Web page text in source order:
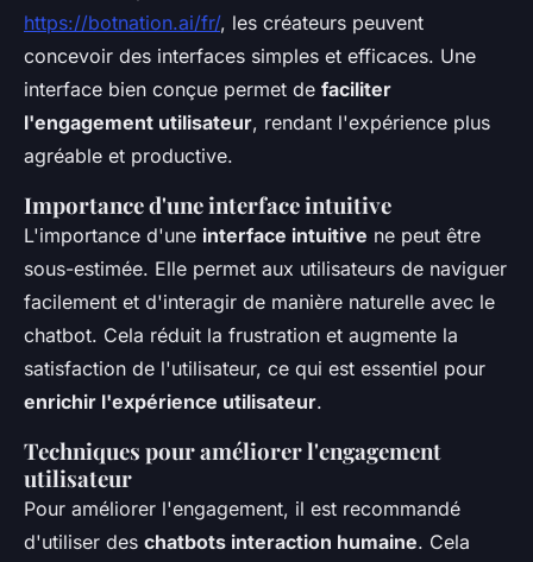
https://botnation.ai/fr/, les créateurs peuvent
concevoir des interfaces simples et efficaces. Une
interface bien conçue permet de faciliter
l'engagement utilisateur, rendant l'expérience plus
agréable et productive.
Importance d'une interface intuitive
L'importance d'une interface intuitive ne peut être
sous-estimée. Elle permet aux utilisateurs de naviguer
facilement et d'interagir de manière naturelle avec le
chatbot. Cela réduit la frustration et augmente la
satisfaction de l'utilisateur, ce qui est essentiel pour
enrichir l'expérience utilisateur.
Techniques pour améliorer l'engagement
utilisateur
Pour améliorer l'engagement, il est recommandé
d'utiliser des chatbots interaction humaine. Cela